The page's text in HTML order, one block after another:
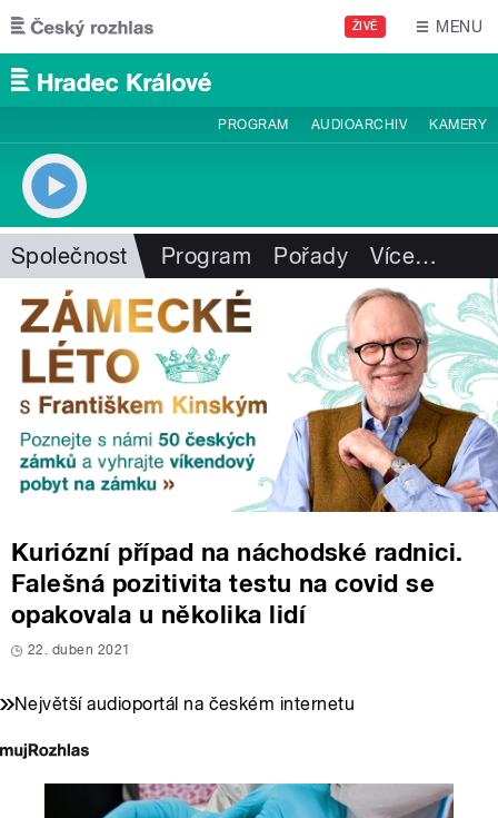
Přejít k hlavnímu obsahu
ŽIVĚ MENU
PROGRAM AUDIOARCHIV KAMERY
Společnost Program Pořady Více…
Kuriózní případ na náchodské radnici.
Falešná pozitivita testu na covid se
opakovala u několika lidí
22. duben 2021
Největší audioportál na českém internetu